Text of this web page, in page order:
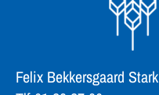
Felix Bekkersgaard Stark